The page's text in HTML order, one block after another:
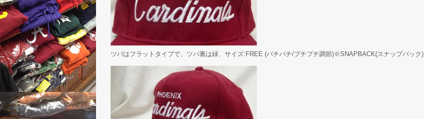
ツバはフラットタイプで、ツバ裏は緑、サイズ:FREE (パチパチ/プチプチ調節)※SNAPBACK(スナップバック)